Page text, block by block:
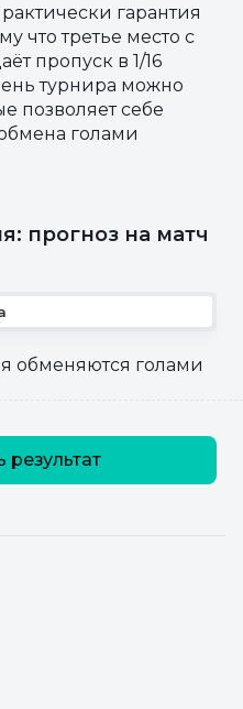
гарантия
что третье место с
пропуск в 1/16
турнира можно
позволяет себе
голами
прогноз на матч
обменяются голами
результат